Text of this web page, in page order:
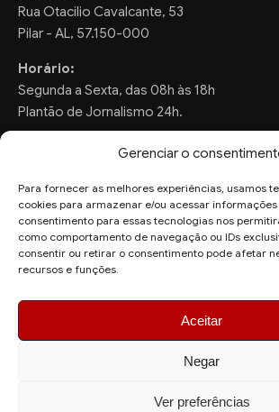
Gerenciar o
Para fornecer as melhores experiências, usamos
cookies para armazenar e/ou acessar
consentimento para essas tecnologias nos
como comportamento de navegação ou IDs
consentir ou retirar o consentimento pode afetar
recursos e funções.
Aceitar
Negar
Ver preferências
Rua Otacilio Cavalcante, 53
Pilar - AL, 57.150-000
Horário:
Segunda a Sexta, das 08h às 18h
Plantão de Jornalismo 24h.
FALE CONOSCO
Sugestões de Pauta:
ronaldo.valentim150@gmail.com
© 2026 AquiAgora - Todos os direitos